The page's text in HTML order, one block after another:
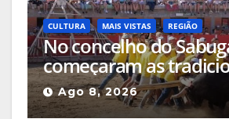
CULTURA MAIS VISTAS REGIÃO
No concelho do
começaram as
capeias que
o mês
Ago 8, 2026